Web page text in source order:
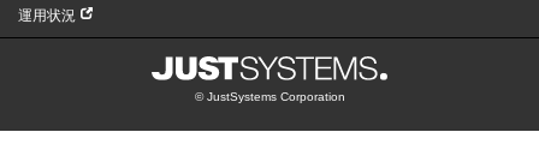
運用状況
© JustSystems Corporation